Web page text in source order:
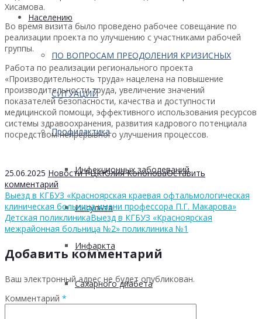
Населению
ПО ВОПРОСАМ ПРЕОДОЛЕНИЯ КРИЗИСНЫХ
СИТУАЦИЙ
Профилактика
Инфекционных заболеваний
Инсульта
Инфаркта
Сахарного диабета
Хисамова.
Во время визита было проведено рабочее совещание по
реализации проекта по улучшению с участниками рабочей
группы.
Работа по реализации регионального проекта
«Производительность труда» нацелена на повышение
производительности труда, увеличение значений
показателей безопасности, качества и доступности
медицинской помощи, эффективного использования ресурсов
системы здравоохранения, развития кадрового потенциала
посредством непрерывного улучшения процессов.
25.06.2025 Новости РЦКЮлия КононоваОставить
комментарий
Выезд в КГБУЗ «Красноярская краевая офтальмологическая
клиническая больница имени профессора П.Г. Макарова»
Детская поликлиникаВыезд в КГБУЗ «Красноярская
межрайонная больница №2» поликлиника №1
Добавить комментарий
Ваш электронный адрес не будет опубликован.
Комментарий *